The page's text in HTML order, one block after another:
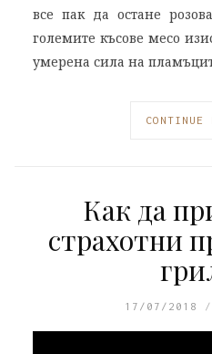
все пак да остане
големите късове месо
умерена сила на
CONTINUE
Как да
страхотни
17/07/2018